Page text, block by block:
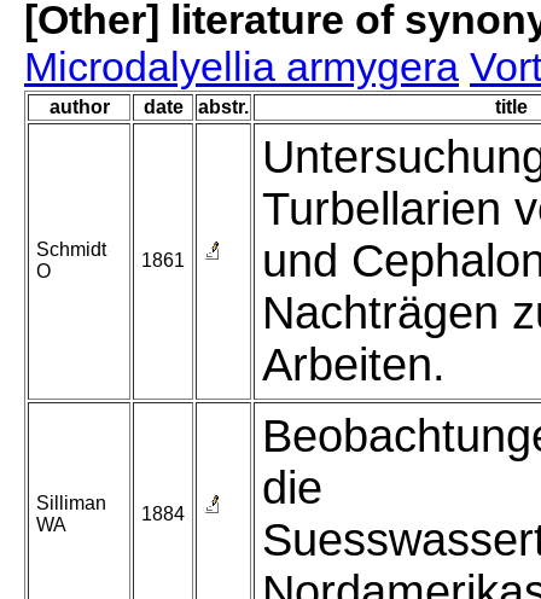
[Other] literature of
Microdalyellia armygera
author date abstr. title
Schmidt
O
1861
Turbellarien
und
Nachträgen
Arbeiten.
Silliman
WA
1884
die